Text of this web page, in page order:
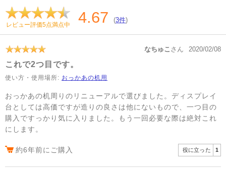
レビュー評価5点満点中 4.67 (3件)
なちゅこ さん 2020/02/08
これで2つ目です。
使い方・使用場所: おっかあの机用
おっかあの机周りのリニューアルで選びました。ディスプレイ
台としては高価ですが造りの良さは他にないもので、一つ目の
購入ですっかり気に入りました。もう一回必要な際は絶対これ
にします。
約6年前にご購入 役に立った 1